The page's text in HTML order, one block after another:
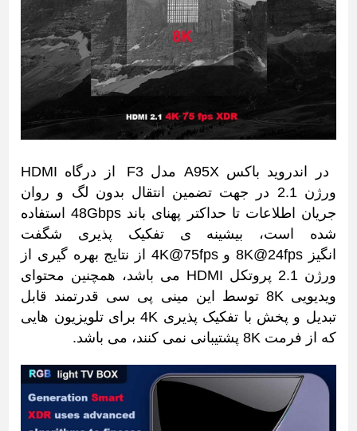
در اندروید باکس A95X مدل F3 از درگاه HDMI
ورژن 2.1 در جهت تضمین انتقال بدون لگ و روان
جریان اطلاعات تا حداکتر پهنای باند 48Gbps استفاده
شده است، بیشینه ی تفکیک پذیری شگفت
انگیز 8K@24fps و 4K@75fps از نتایج بهره گیری از
ورژن 2.1 پروتکل HDMI می باشد، همچنین محتوای
ویدیویی 8K توسط این مینی پی سی قدرتمند قابل
تبدیل و پخش با تفکیک پذیری 4K برای تلویزیون هایی
که از فرمت 8K پشتیبانی نمی کنند، می باشد.